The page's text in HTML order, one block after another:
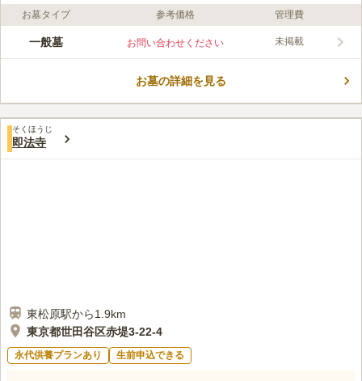
ライフドット編集部のコメント
円乗院の創建年代は不詳ですが、1625年までには代田村村民の
ています。 墓地の周りは外壁で囲まれていて、住宅地の中にあ
口コミ評価
この霊園はまだ誰からも評価されていません。
お墓タイプ 参考価格 管理費
一般墓 お問い合わせください 未掲載
お墓の詳細を見る
そくほうじ
即法寺
東松原駅から1.9km
東京都世田谷区赤堤3-22-4
永代供養プランあり 生前申込できる